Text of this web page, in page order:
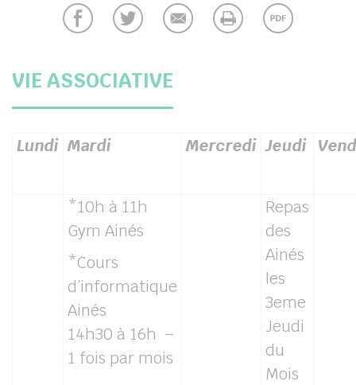
VIE ASSOCIATIVE
Lundi Mardi Mercredi Jeudi
*10h à 11h
Gym Ainés
*Cours
d’informatique
Ainés
14h30 à 16h –
1 fois par mois
Repas
des
Ainés
les
3eme
Jeudi
du
Mois